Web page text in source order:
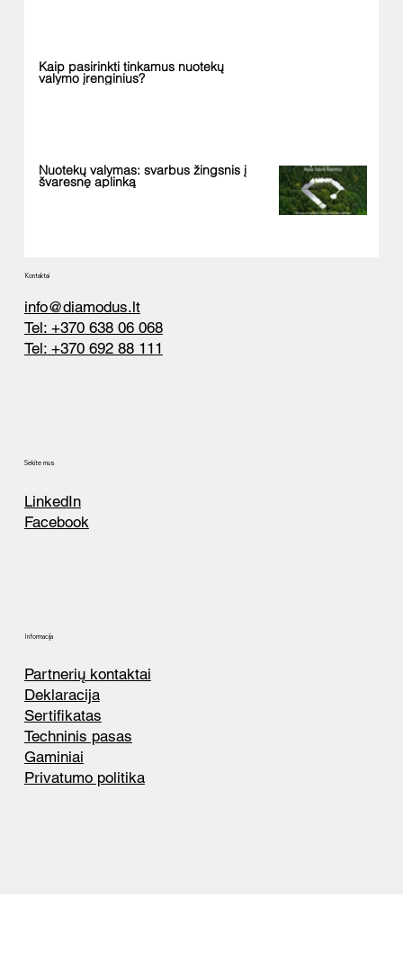
Kaip pasirinkti tinkamus nuotekų
valymo įrenginius?
Nuotekų valymas: svarbus žingsnis į
švaresnę aplinką
Informacija
Partnerių kontaktai
Deklaracija
Sertifikatas
Techninis pasas
Gaminiai
Privatumo politika
Sekite mus
LinkedIn
Facebook
Kontaktai
info@diamodus.lt
Tel: +370 638 06 068
Tel: +370 692 88 111